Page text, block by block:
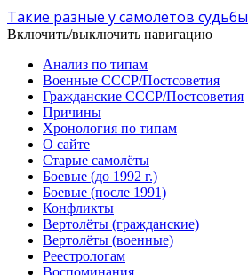
Такие разные у самолётов судьбы
Включить/выключить навигацию
Анализ по типам
Военные СССР/Постсоветия
Гражданские СССР/Постсоветия
Причины
Хронология по типам
О сайте
Старые самолёты
Боевые (до 1992 г.)
Боевые (после 1991)
Конфликты
Вертолёты (гражданские)
Вертолёты (военные)
Реестрологам
Воспоминания